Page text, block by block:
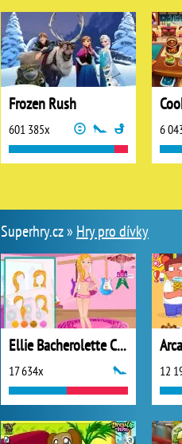
Frozen Rush
601 385x 6
Superhry.cz » Hry pro dívky
Ellie Bacherolette Challenge 2
17 634x 12